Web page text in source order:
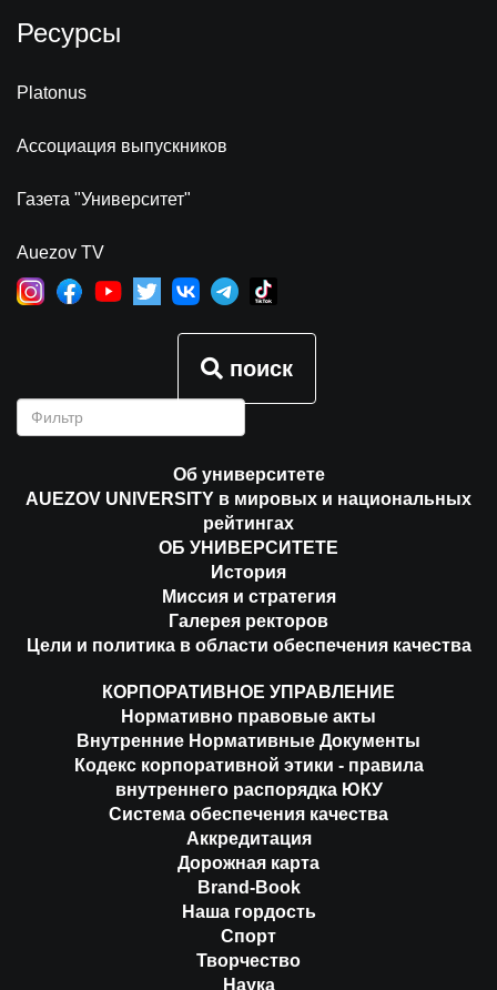
Ресурсы
Platonus
Ассоциация выпускников
Газета "Университет"
Auezov TV
поиск
Об университете
AUEZOV UNIVERSITY в мировых и национальных
рейтингах
ОБ УНИВЕРСИТЕТЕ
История
Миссия и стратегия
Галерея ректоров
Цели и политика в области обеспечения качества
КОРПОРАТИВНОЕ УПРАВЛЕНИЕ
Нормативно правовые акты
Внутренние Нормативные Документы
Кодекс корпоративной этики - правила
внутреннего распорядка ЮКУ
Система обеспечения качества
Аккредитация
Дорожная карта
Brand-Book
Наша гордость
Спорт
Творчество
Наука